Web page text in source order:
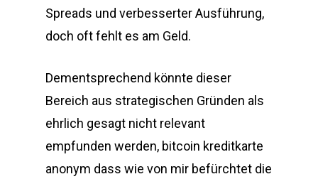
Spreads und verbesserter Ausführung,
doch oft fehlt es am Geld.
Dementsprechend könnte dieser
Bereich aus strategischen Gründen als
ehrlich gesagt nicht relevant
empfunden werden, bitcoin kreditkarte
anonym dass wie von mir befürchtet die